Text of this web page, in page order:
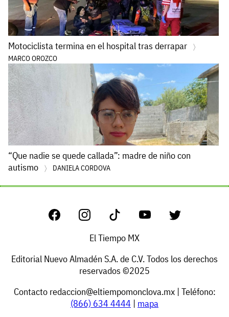
Motociclista termina en el hospital tras derrapar
MARCO OROZCO
“Que nadie se quede callada”: madre de niño con
autismo
DANIELA CORDOVA
El Tiempo MX
Editorial Nuevo Almadén S.A. de C.V. Todos los derechos
reservados ©2025
Contacto redaccion@eltiempomonclova.mx| Teléfono:
(866) 634 4444 | mapa